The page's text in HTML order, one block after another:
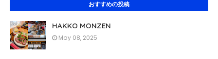
おすすめの投稿
HAKKO MONZEN
May 08, 2025